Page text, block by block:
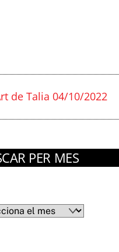
de Talia 04/10/2022
PER MES